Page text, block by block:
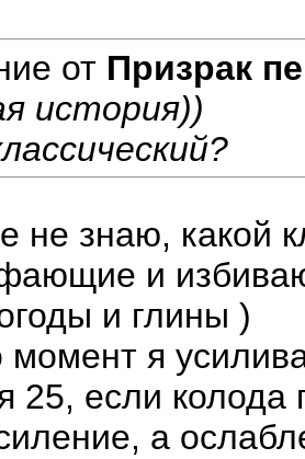
от Призрак
история))
не знаю, какой
и
и глины )
момент я
25, если
а